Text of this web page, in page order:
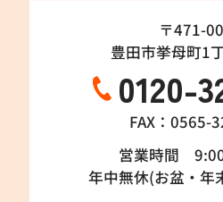
〒471-
豊田市挙母町1
0120-
FAX：0565-
営業時間
年中無休(お盆・年